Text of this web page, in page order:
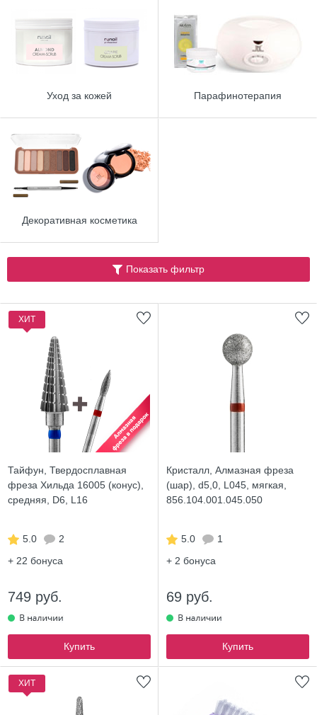
Уход за кожей Парафинотерапия
Декоративная косметика
Показать фильтр
ХИТ
Тайфун, Твердосплавная
фреза Хильда 16005 (конус),
средняя, D6, L16
5.0
2
+ 22 бонуса
749 руб.
Купить
Кристалл, Алмазная фреза
(шар), d5,0, L045, мягкая,
856.104.001.045.050
5.0
1
+ 2 бонуса
69 руб.
Купить
ХИТ